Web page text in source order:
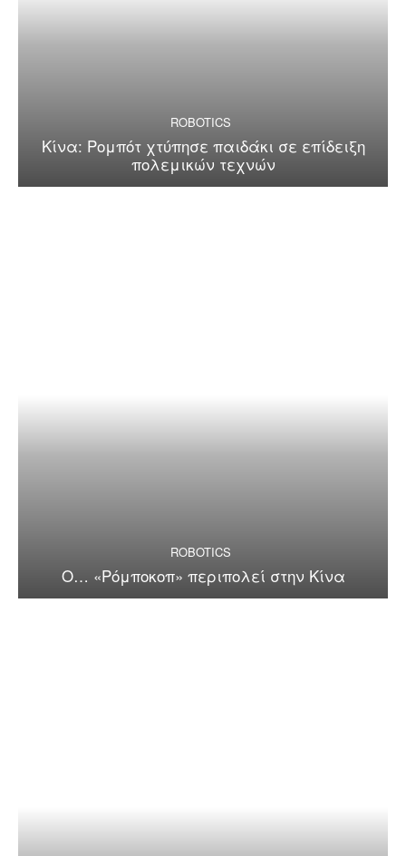
ROBOTICS
Κίνα: Ρομπότ χτύπησε παιδάκι σε επίδειξη
πολεμικών τεχνών
ROBOTICS
Ο… «Ρόμποκοπ» περιπολεί στην Κίνα